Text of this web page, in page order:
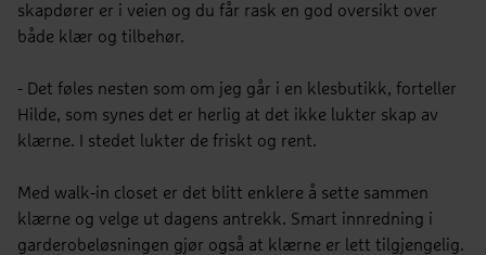
skapdører er i veien og du får rask en god oversikt over
både klær og tilbehør.
- Det føles nesten som om jeg går i en klesbutikk, forteller
Hilde, som synes det er herlig at det ikke lukter skap av
klærne. I stedet lukter de friskt og rent.
Med walk-in closet er det blitt enklere å sette sammen
klærne og velge ut dagens antrekk. Smart innredning i
garderobeløsningen gjør også at klærne er lett tilgjengelig.